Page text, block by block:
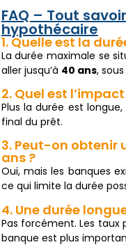
FAQ – Tout
hypothécaire
1. Quelle est la
La durée maximale se
aller jusqu’à 40 ans,
2. Quel est
Plus la durée est
final du prêt.
3. Peut-on obtenir
ans ?
Oui, mais les banques
ce qui limite la durée
4. Une durée
Pas forcément. Les taux
banque est plus